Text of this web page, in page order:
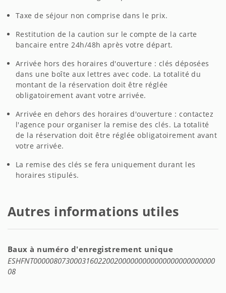
Taxe de séjour non comprise dans le prix.
Restitution de la caution sur le compte de la carte
bancaire entre 24h/48h après votre départ.
Arrivée hors des horaires d'ouverture : clés déposées
dans une boîte aux lettres avec code. La totalité du
montant de la réservation doit être réglée
obligatoirement avant votre arrivée.
Arrivée en dehors des horaires d'ouverture : contactez
l'agence pour organiser la remise des clés. La totalité
de la réservation doit être réglée obligatoirement avant
votre arrivée.
La remise des clés se fera uniquement durant les
horaires stipulés.
Autres informations utiles
Baux à numéro d'enregistrement unique
ESHFNT000008073000316022002000000000000000000000000
08